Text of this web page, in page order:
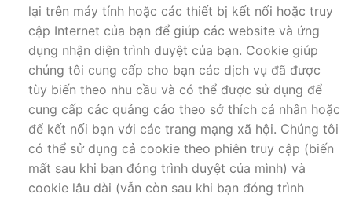
lại trên máy tính hoặc các thiết bị kết nối hoặc truy
cập Internet của bạn để giúp các website và ứng
dụng nhận diện trình duyệt của bạn. Cookie giúp
chúng tôi cung cấp cho bạn các dịch vụ đã được
tùy biến theo nhu cầu và có thể được sử dụng để
cung cấp các quảng cáo theo sở thích cá nhân hoặc
để kết nối bạn với các trang mạng xã hội. Chúng tôi
có thể sử dụng cả cookie theo phiên truy cập (biến
mất sau khi bạn đóng trình duyệt của mình) và
cookie lâu dài (vẫn còn sau khi bạn đóng trình